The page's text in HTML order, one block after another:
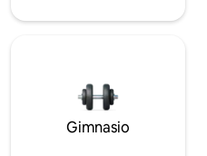
Gimnasio